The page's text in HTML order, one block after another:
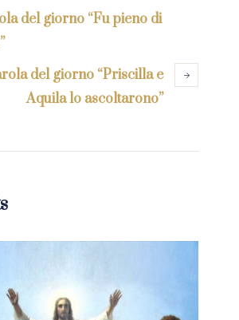
del giorno “Fu pieno di
del giorno “Priscilla e
Aquila lo ascoltarono”